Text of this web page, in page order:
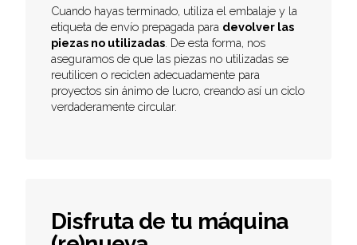
Cuando hayas terminado, utiliza el embalaje y la
etiqueta de envío prepagada para devolver las
piezas no utilizadas . De esta forma, nos
aseguramos de que las piezas no utilizadas se
reutilicen o reciclen adecuadamente para
proyectos sin ánimo de lucro, creando así un ciclo
verdaderamente circular.
Disfruta de tu máquina